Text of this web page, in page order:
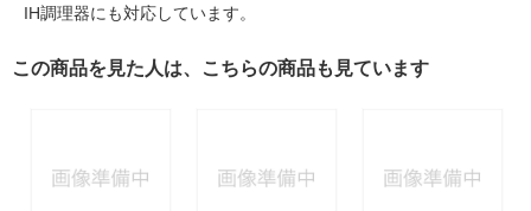
IH調理器にも対応しています。
この商品を見た人は、こちらの商品も見ています